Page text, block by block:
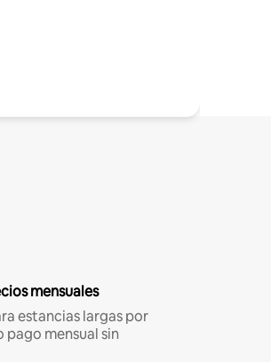
mensuales
estancias largas por
pago mensual sin